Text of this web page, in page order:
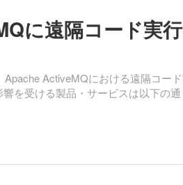
に遠隔コード実
ActiveMQにおける遠隔コー
を受ける製品・サービスは以下の通